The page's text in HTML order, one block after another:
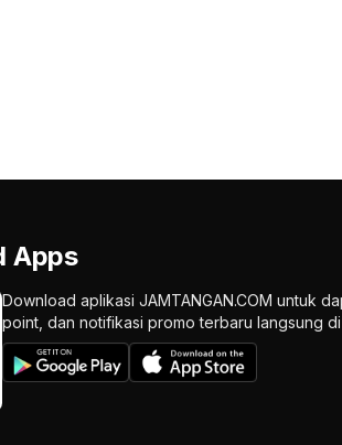
Apps
Download aplikasi JAMTANGAN.COM untuk
point, dan notifikasi promo terbaru langsung di